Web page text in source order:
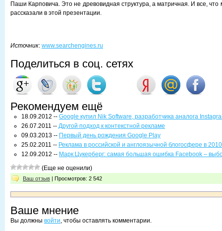
Паши Карповича. Это не древовидная структура, а матричная. И все, что
рассказали в этой презентации.
Источник: www.searchengines.ru
Поделиться в соц. сетях
Рекомендуем ещё
18.09.2012 -- Google купил Nik Software, разработчика аналога
26.07.2011 -- Другой подход к контекстной рекламе
09.03.2013 -- Первый день рождения Google Play
25.02.2011 -- Реклама в российской и англоязычной блогосфере в
12.09.2012 -- Марк Цукерберг: самая большая ошибка Facebook –
(Еще не оценили)
Ваш отзыв | Просмотров: 2 542
Ваше мнение
Вы должны войти, чтобы оставлять комментарии.